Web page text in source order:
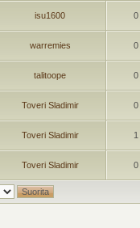
isu1600 0
warremies 0
talitoope 0
Toveri Sladimir 0
Toveri Sladimir 1
Toveri Sladimir 0